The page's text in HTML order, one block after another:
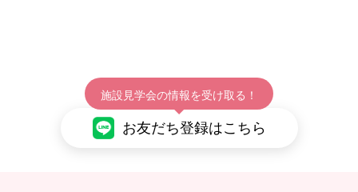
施設見学会の情報を受け取る！
お友だち登録はこちら